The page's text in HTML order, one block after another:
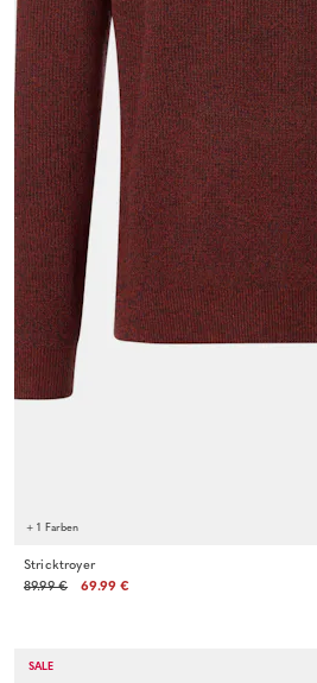
+ 1 Farben
Stricktroyer
89.99 €
69.99 €
SALE